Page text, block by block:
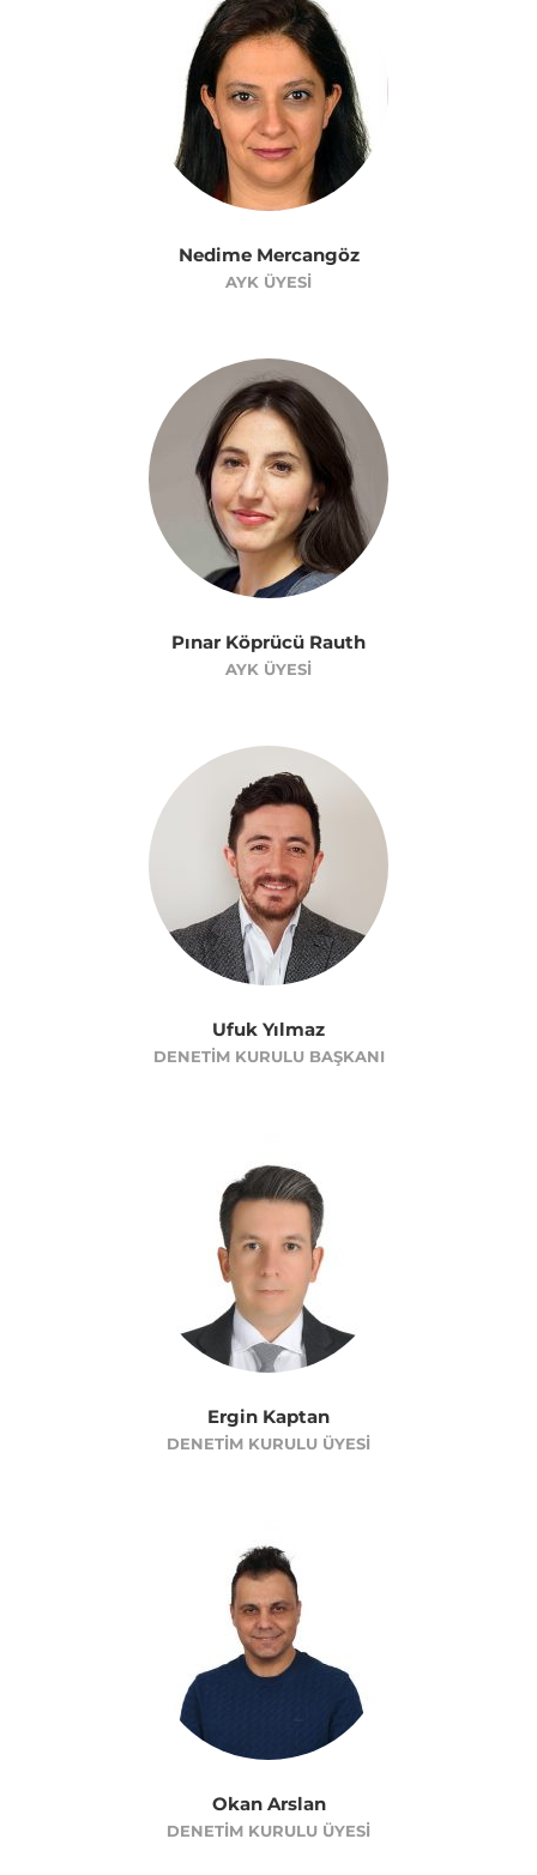
Nedime Mercangöz
AYK ÜYESI
Pınar Köprücü Rauth
AYK ÜYESI
Ufuk Yılmaz
DENETIM KURULU BAŞKANI
Ergin Kaptan
DENETIM KURULU ÜYESI
Okan Arslan
DENETIM KURULU ÜYESI